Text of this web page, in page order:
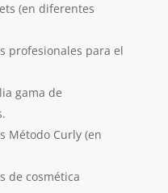
(en diferentes
profesionales para el
gama de
Método Curly (en
de cosmética